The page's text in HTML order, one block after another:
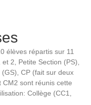
élèves répartis sur 11
2, Petite Section (PS),
CP (fait sur deux
CM2 sont réunis cette
Collège (CC1,